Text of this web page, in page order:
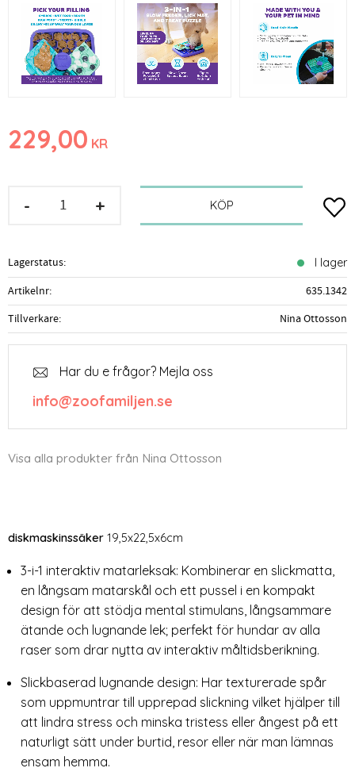
229,00 KR
+
- KÖP
Lagerstatus I lager
Artikelnr
635.1342
Tillverkare
Nina Ottosson
Har du e frågor? Mejla oss
info@zoofamiljen.se
Visa alla produkter från Nina Ottosson
diskmaskinssäker 19,5x22,5x6cm
3-i-1 interaktiv matarleksak: Kombinerar en slickmatta,
en långsam matarskål och ett pussel i en kompakt
design för att stödja mental stimulans, långsammare
ätande och lugnande lek; perfekt för hundar av alla
raser som drar nytta av interaktiv måltidsberikning.
Slickbaserad lugnande design: Har texturerade spår
som uppmuntrar till upprepad slickning vilket hjälper till
att lindra stress och minska tristess eller ångest på ett
naturligt sätt under burtid, resor eller när man lämnas
ensam hemma.